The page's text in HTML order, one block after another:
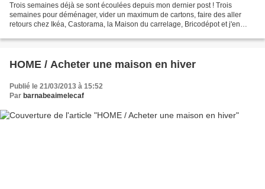
Trois semaines déjà se sont écoulées depuis mon dernier post ! Trois
semaines pour déménager, vider un maximum de cartons, faire des aller
retours chez Ikéa, Castorama, la Maison du carrelage, Bricodépot et j'en
HOME / Acheter une maison en hiver
Publié le 21/03/2013 à 15:52
Par barnabeaimelecaf